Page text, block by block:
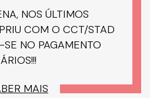
NOS ÚLTIMOS
COM O CCT/STAD
NO PAGAMENTO
MAIS